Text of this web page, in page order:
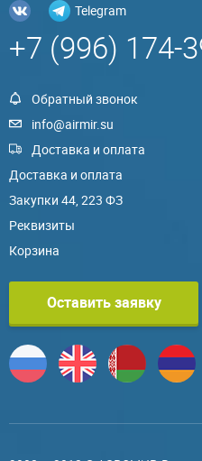
Telegram
+7 (996) 174-
Обратный звонок
info@airmir.su
Доставка и оплата
Доставка и оплата
Закупки 44, 223 ФЗ
Реквизиты
Корзина
Оставить заявку